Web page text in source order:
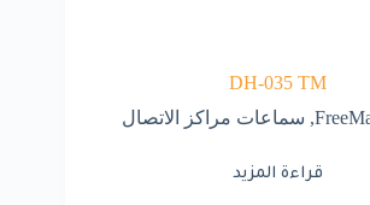
DH-035 TM
, سماعات مراكز الاتصال
قراءة المزيد